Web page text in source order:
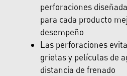
perforaciones
para cada producto
desempeño
Las perforaciones
grietas y películas de
distancia de frenado